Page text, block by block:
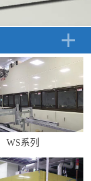
WS系列